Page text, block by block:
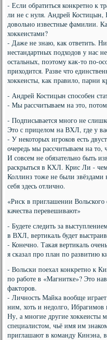
- Если обратиться конкретно к
ли не с нуля. Андрей Костицын,
довольно известные фамилии.
хоккеистами?
- Даже не знаю, как ответить.
нестандартных подходов у нас
остальных, поэтому как-то по-
приходится. Разве что
хоккеисты, как правило, парни
- Андрей Костицын способен
- Мы рассчитываем на это,
- Подписывается много не
Это с прицелом на ВХЛ, где у
- У некоторых игроков есть
очередь мы рассчитываем на то,
И совсем не обязательно быть
раскрыться в КХЛ. Крис Ли -
Коллинз тоже не были
себя здесь отлично.
«Риск в приглашении
качества перевешивают»
- Будете следить за
в ВХЛ, вертикаль будет
- Конечно. Такая вертикаль
я сказал про план по развитию
- Вольски поехал конкретно к
по работе в «Магнитке»? Это
факторов.
- Личность Майка вообще
ним, хоть и недолго,
Ну, а многие другие хоккеисты
специалистом, чьё имя им
приглашают в команду Кинэна,